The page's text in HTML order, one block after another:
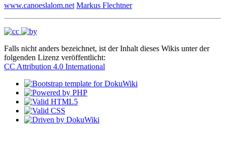
www.canoeslalom.net Markus Flechtner
Falls nicht anders bezeichnet, ist der Inhalt dieses Wikis unter der
folgenden Lizenz veröffentlicht:
CC Attribution 4.0 International